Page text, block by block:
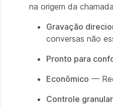
na origem da
Gravação
conversas não
Pronto para
Econômico —
Controle granular